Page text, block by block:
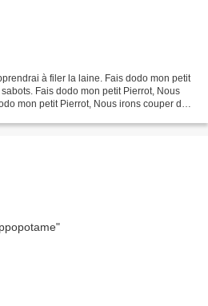
à filer la laine. Fais dodo mon petit
Fais dodo mon petit Pierrot, Nous
mon petit Pierrot, Nous irons couper des